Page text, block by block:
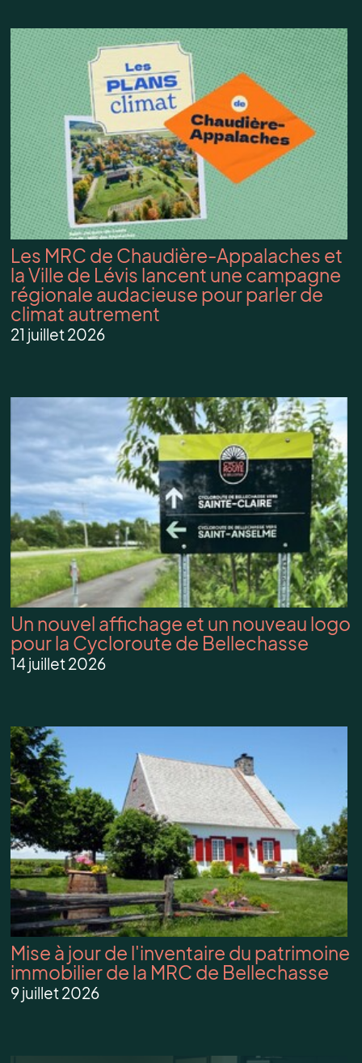
Les MRC de Chaudière-Appalaches et
la Ville de Lévis lancent une campagne
régionale audacieuse pour parler de
climat autrement
21 juillet 2026
Un nouvel affichage et un nouveau logo
pour la Cycloroute de Bellechasse
14 juillet 2026
Mise à jour de l'inventaire du patrimoine
immobilier de la MRC de Bellechasse
9 juillet 2026